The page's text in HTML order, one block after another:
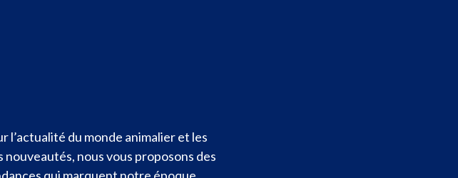
du monde animalier et les
nous vous proposons des